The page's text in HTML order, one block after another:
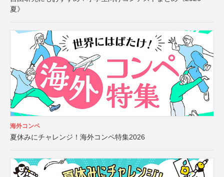
夏》
海外コンペ
夏休みにチャレンジ！海外コンペ特集2026